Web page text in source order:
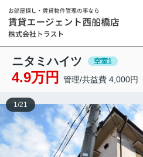
ニタミハイツ 空室1
4.9万円 管理/共益費 4,000円
1/21